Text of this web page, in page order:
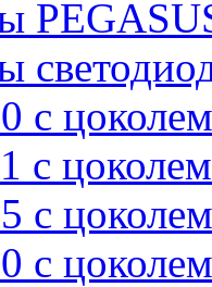
с
с
с
с